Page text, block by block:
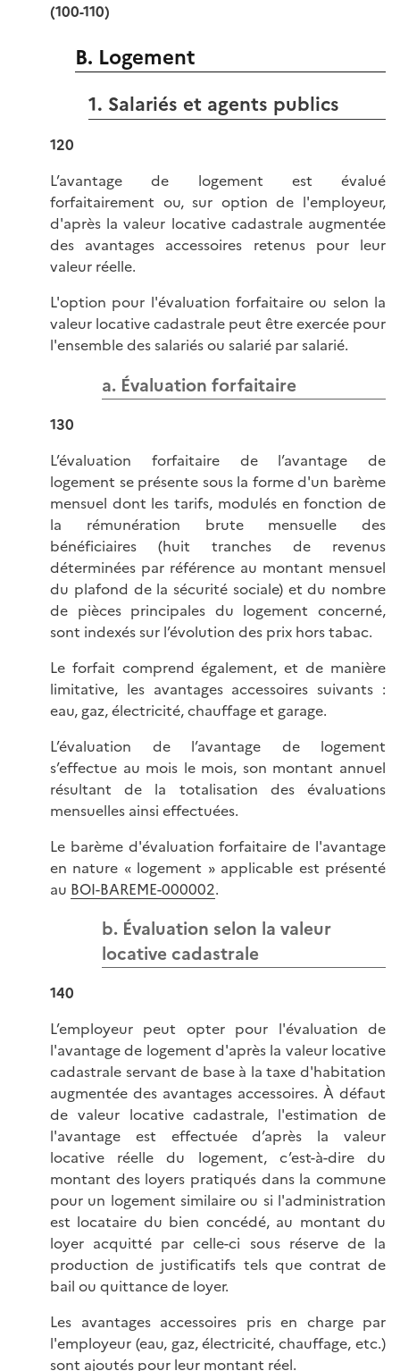
(100-110)
B. Logement
1. Salariés et agents publics
120
L’avantage de logement est évalué
forfaitairement ou, sur option de l'employeur,
d'après la valeur locative cadastrale augmentée
des avantages accessoires retenus pour leur
valeur réelle.
L'option pour l'évaluation forfaitaire ou selon la
valeur locative cadastrale peut être exercée pour
l'ensemble des salariés ou salarié par salarié.
a. Évaluation forfaitaire
130
L’évaluation forfaitaire de l’avantage de
logement se présente sous la forme d'un barème
mensuel dont les tarifs, modulés en fonction de
la rémunération brute mensuelle des
bénéficiaires (huit tranches de revenus
déterminées par référence au montant mensuel
du plafond de la sécurité sociale) et du nombre
de pièces principales du logement concerné,
sont indexés sur l’évolution des prix hors tabac.
Le forfait comprend également, et de manière
limitative, les avantages accessoires suivants :
eau, gaz, électricité, chauffage et garage.
L’évaluation de l’avantage de logement
s’effectue au mois le mois, son montant annuel
résultant de la totalisation des évaluations
mensuelles ainsi effectuées.
Le barème d'évaluation forfaitaire de l'avantage
en nature « logement » applicable est présenté
au BOI-BAREME-000002.
b. Évaluation selon la valeur
locative cadastrale
140
L’employeur peut opter pour l'évaluation de
l'avantage de logement d'après la valeur locative
cadastrale servant de base à la taxe d'habitation
augmentée des avantages accessoires. À défaut
de valeur locative cadastrale, l'estimation de
l'avantage est effectuée d’après la valeur
locative réelle du logement, c’est-à-dire du
montant des loyers pratiqués dans la commune
pour un logement similaire ou si l'administration
est locataire du bien concédé, au montant du
loyer acquitté par celle-ci sous réserve de la
production de justificatifs tels que contrat de
bail ou quittance de loyer.
Les avantages accessoires pris en charge par
l'employeur (eau, gaz, électricité, chauffage, etc.)
sont ajoutés pour leur montant réel.